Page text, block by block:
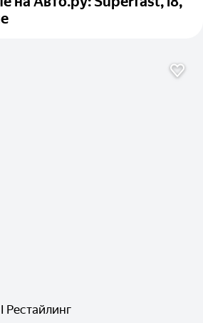
Рестайлинг